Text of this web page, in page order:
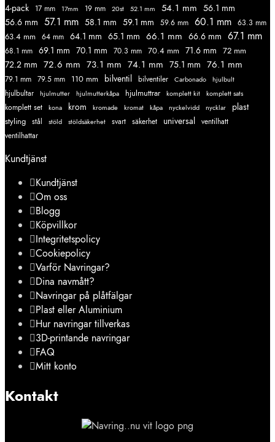
4-pack 17 mm 17mm 19 mm 20st 52.1 mm 54.1 mm 56.1 mm
56.6 mm 57.1 mm 58.1 mm 59.1 mm 59.6 mm 60.1 mm 63.3 mm
63.4 mm 64 mm 64.1 mm 65.1 mm 66.1 mm 66.6 mm 67.1 mm
68.1 mm 69.1 mm 70.1 mm 70.3 mm 70.4 mm 71.6 mm 72 mm
72.2 mm 72.6 mm 73.1 mm 74.1 mm 75.1 mm 76.1 mm
79.1 mm 79.5 mm 110 mm bilventil bilventiler Carbonado hjulbult
hjulbultar hjulmutter hjulmutterkåpa hjulmuttrar komplett kit komplett sats
komplett set kona krom kromade kromat kåpa nyckelvidd nycklar
plast
styling
stål stöld stöldsäkerhet svart säkerhet universal ventilhatt
ventilhattar
Kundtjänst
Kundtjänst
Om oss
Blogg
Köpvillkor
Integritetspolicy
Cookiepolicy
Varför Navringar?
Dina navmått?
Navringar på plåtfälgar
Plast eller Aluminium
Hur navringar tillverkas
3D-printande navringar
FAQ
Mitt konto
Kontakt